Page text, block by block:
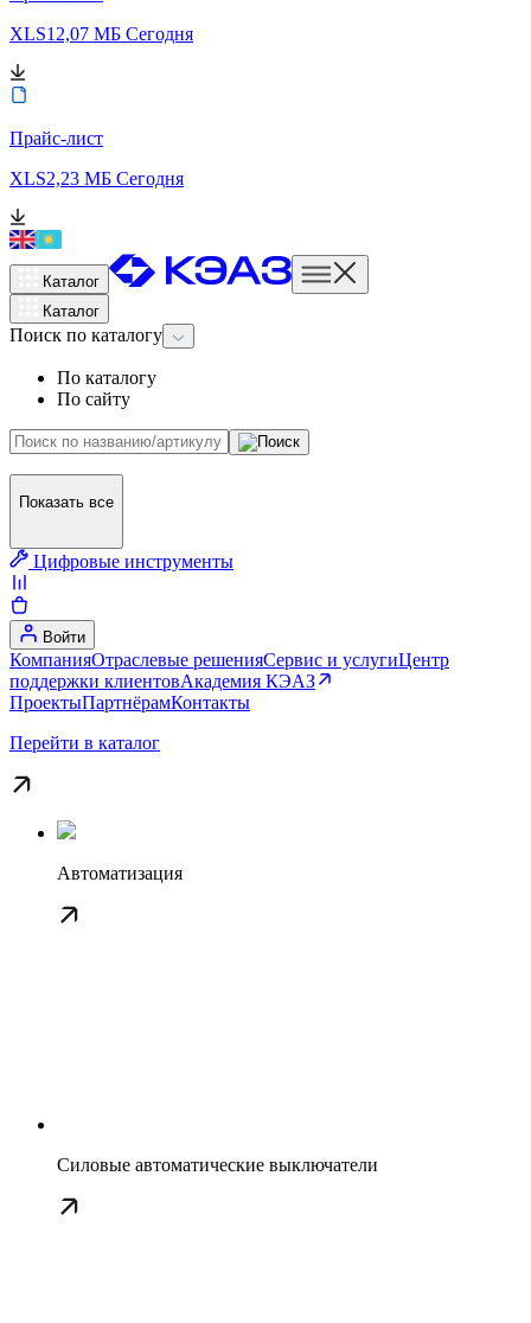
XLS12,07 МБ Сегодня
Прайс-лист
XLS2,23 МБ Сегодня
Каталог
Каталог
Поиск по каталогу
По каталогу
По сайту
Показать все
Цифровые инструменты
Войти
КомпанияОтраслевые решенияСервис и услугиЦентр
поддержки клиентовАкадемия КЭАЗ
ПроектыПартнёрамКонтакты
Перейти в каталог
Автоматизация
Силовые автоматические выключатели